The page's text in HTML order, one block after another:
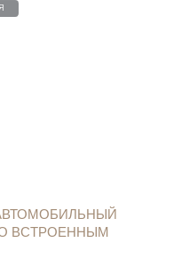
ВСТРОЕННЫМ
ФОНАРИКОМ BASEUS -
ОПОВЕСТИТЬ